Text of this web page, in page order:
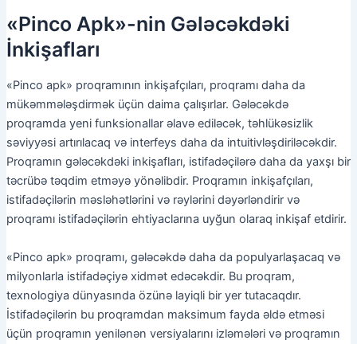
«Pinco Apk»-nin Gələcəkdəki
İnkişafları
«Pinco apk» proqramının inkişafçıları, proqramı daha da
mükəmmələşdirmək üçün daima çalışırlar. Gələcəkdə
proqramda yeni funksionallar əlavə ediləcək, təhlükəsizlik
səviyyəsi artırılacaq və interfeys daha da intuitivləşdiriləcəkdir.
Proqramın gələcəkdəki inkişafları, istifadəçilərə daha da yaxşı bir
təcrübə təqdim etməyə yönəlibdir. Proqramın inkişafçıları,
istifadəçilərin məsləhətlərini və rəylərini dəyərləndirir və
proqramı istifadəçilərin ehtiyaclarına uyğun olaraq inkişaf etdirir.
«Pinco apk» proqramı, gələcəkdə daha da populyarlaşacaq və
milyonlarla istifadəçiyə xidmət edəcəkdir. Bu proqram,
texnologiya dünyasında özünə layiqli bir yer tutacaqdır.
İstifadəçilərin bu proqramdan maksimum fayda əldə etməsi
üçün proqramın yenilənən versiyalarını izləmələri və proqramın